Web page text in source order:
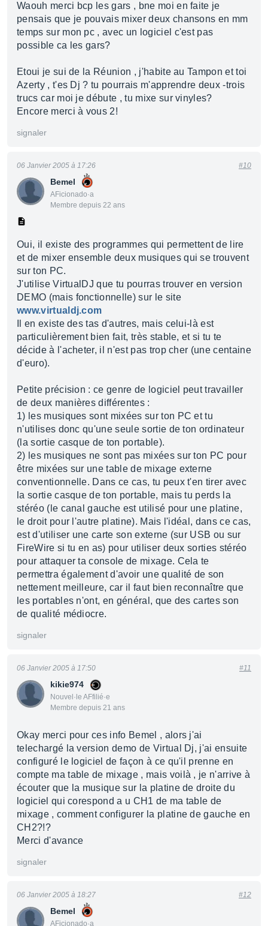
Waouh merci bcp les gars , bne moi en faite je
pensais que je pouvais mixer deux chansons en mm
temps sur mon pc , avec un logiciel c'est pas
possible ca les gars?
Etoui je sui de la Réunion , j'habite au Tampon et toi
Azerty , t'es Dj ? tu pourrais m'apprendre deux -trois
trucs car moi je débute , tu mixe sur vinyles?
Encore merci à vous 2!
signaler
Bemel
AFicionado·a
Membre depuis 22 ans
06 Janvier 2005 à 17:26 #10
Oui, il existe des programmes qui permettent de lire
et de mixer ensemble deux musiques qui se trouvent
sur ton PC.
J'utilise VirtualDJ que tu pourras trouver en version
DEMO (mais fonctionnelle) sur le site
www.virtualdj.com
Il en existe des tas d'autres, mais celui-là est
particulièrement bien fait, très stable, et si tu te
décide à l'acheter, il n'est pas trop cher (une centaine
d'euro).
Petite précision : ce genre de logiciel peut travailler
de deux manières différentes :
1) les musiques sont mixées sur ton PC et tu
n'utilises donc qu'une seule sortie de ton ordinateur
(la sortie casque de ton portable).
2) les musiques ne sont pas mixées sur ton PC pour
être mixées sur une table de mixage externe
conventionnelle. Dans ce cas, tu peux t'en tirer avec
la sortie casque de ton portable, mais tu perds la
stéréo (le canal gauche est utilisé pour une platine,
le droit pour l'autre platine). Mais l'idéal, dans ce cas,
est d'utiliser une carte son externe (sur USB ou sur
FireWire si tu en as) pour utiliser deux sorties stéréo
pour attaquer ta console de mixage. Cela te
permettra également d'avoir une qualité de son
nettement meilleure, car il faut bien reconnaître que
les portables n'ont, en général, que des cartes son
de qualité médiocre.
signaler
kikie974
Nouvel·le AFfilié·e
Membre depuis 21 ans
06 Janvier 2005 à 17:50 #11
Okay merci pour ces info Bemel , alors j'ai
telechargé la version demo de Virtual Dj, j'ai ensuite
configuré le logiciel de façon à ce qu'il prenne en
compte ma table de mixage , mais voilà , je n'arrive à
écouter que la musique sur la platine de droite du
logiciel qui corespond a u CH1 de ma table de
mixage , comment configurer la platine de gauche en
CH2?!?
Merci d'avance
signaler
Bemel
AFicionado·a
06 Janvier 2005 à 18:27 #12